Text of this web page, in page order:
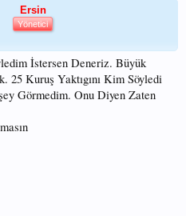
Ersin
Yönetici
İstersen Deneriz. Büyük
Kuruş Yaktıgını Kim Söyledi
Görmedim. Onu Diyen Zaten